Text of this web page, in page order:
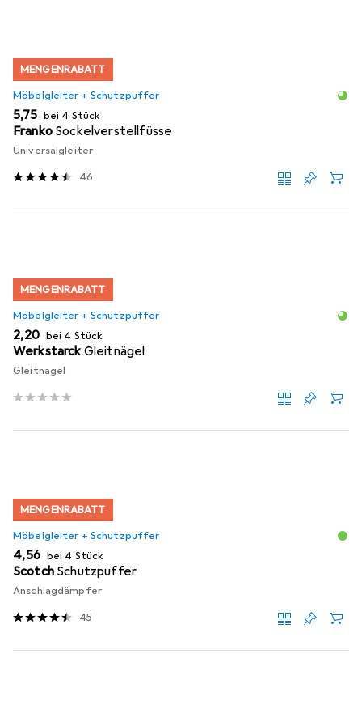
MENGENRABATT
Möbelgleiter + Schutzpuffer
EUR
5,75 bei 4 Stück
Franko Sockelverstellfüsse
Universalgleiter
46
MENGENRABATT
Möbelgleiter + Schutzpuffer
EUR
2,20 bei 4 Stück
WerkstarckGleitnägel
Gleitnagel
MENGENRABATT
Möbelgleiter + Schutzpuffer
EUR
4,56 bei 4 Stück
Scotch Schutzpuffer
Anschlagdämpfer
45